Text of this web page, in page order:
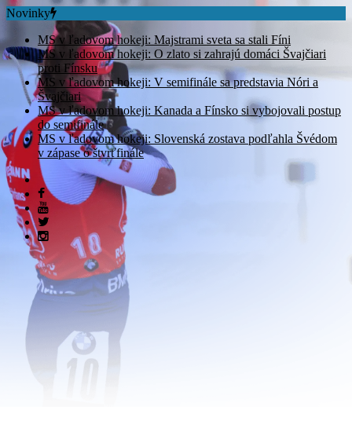
Novinky
MS v ľadovom hokeji: Majstrami sveta sa stali Fíni
MS v ľadovom hokeji: O zlato si zahrajú domáci Švajčiari
proti Fínsku
MS v ľadovom hokeji: V semifinále sa predstavia Nóri a
Švajčiari
MS v ľadovom hokeji: Kanada a Fínsko si vybojovali postup
do semifinále
MS v ľadovom hokeji: Slovenská zostava podľahla Švédom
v zápase o štvrťfinále